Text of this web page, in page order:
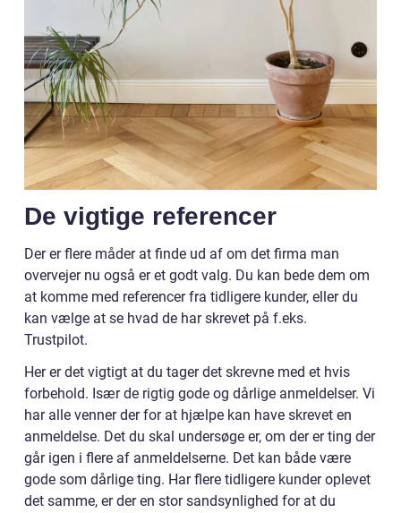
De vigtige referencer
Der er flere måder at finde ud af om det firma man
overvejer nu også er et godt valg. Du kan bede dem om
at komme med referencer fra tidligere kunder, eller du
kan vælge at se hvad de har skrevet på f.eks.
Trustpilot.
Her er det vigtigt at du tager det skrevne med et hvis
forbehold. Især de rigtig gode og dårlige anmeldelser. Vi
har alle venner der for at hjælpe kan have skrevet en
anmeldelse. Det du skal undersøge er, om der er ting der
går igen i flere af anmeldelserne. Det kan både være
gode som dårlige ting. Har flere tidligere kunder oplevet
det samme, er der en stor sandsynlighed for at du